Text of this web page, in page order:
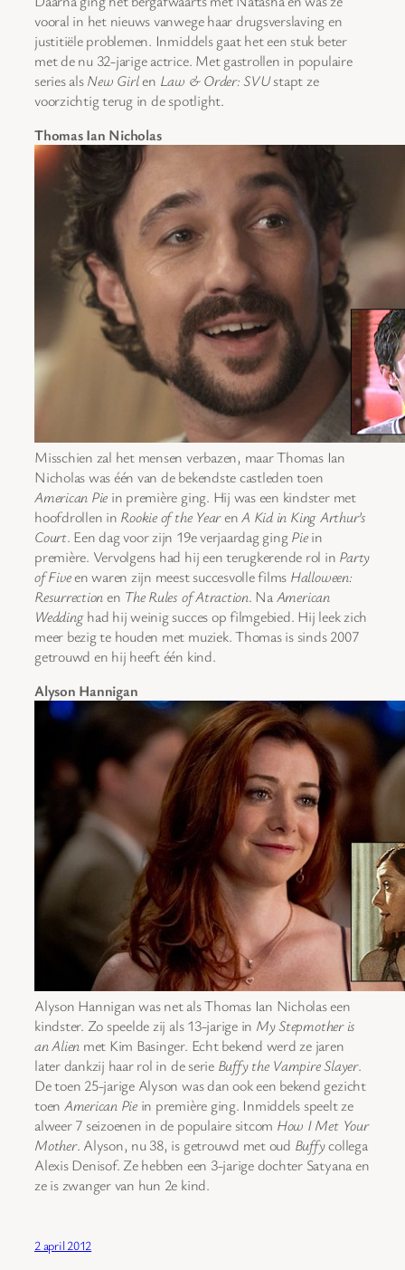
vooral in het nieuws vanwege haar drugsverslaving en
justitiële problemen. Inmiddels gaat het een stuk beter
met de nu 32-jarige actrice. Met gastrollen in populaire
series alsNew Girlen Law & Order: SVUstapt ze
voorzichtig terug in de spotlight.
Thomas Ian Nicholas
Misschien zal het mensen verbazen, maar Thomas Ian
Nicholas was één van de bekendste castleden toen
American Pie in première ging. Hij was een kindster met
hoofdrollen in Rookie of the YearenA Kid in King Arthur’s
Court. Een dag voor zijn 19e verjaardag gingPiein
première. Vervolgens had hij een terugkerende rol in Party
of Fiveen waren zijn meest succesvolle films Halloween:
Resurrectionen The Rules of Atraction. NaAmerican
Weddinghad hij weinig succes op filmgebied. Hij leek zich
meer bezig te houden met muziek. Thomas is sinds 2007
getrouwd en hij heeft één kind.
Alyson Hannigan
Alyson Hannigan was net als Thomas Ian Nicholas een
kindster. Zo speelde zij als 13-jarige in My Stepmother is
an Alien met Kim Basinger. Echt bekend werd ze jaren
later dankzij haar rol in de serie Buffy the Vampire Slayer.
De toen 25-jarige Alyson was dan ook een bekend gezicht
toen American Piein première ging. Inmiddels speelt ze
alweer 7 seizoenen in de populaire sitcom How I Met Your
Mother. Alyson, nu 38, is getrouwd met oud Buffycollega
Alexis Denisof. Ze hebben een 3-jarige dochter Satyana en
ze is zwanger van hun 2e kind.
2 april 2012